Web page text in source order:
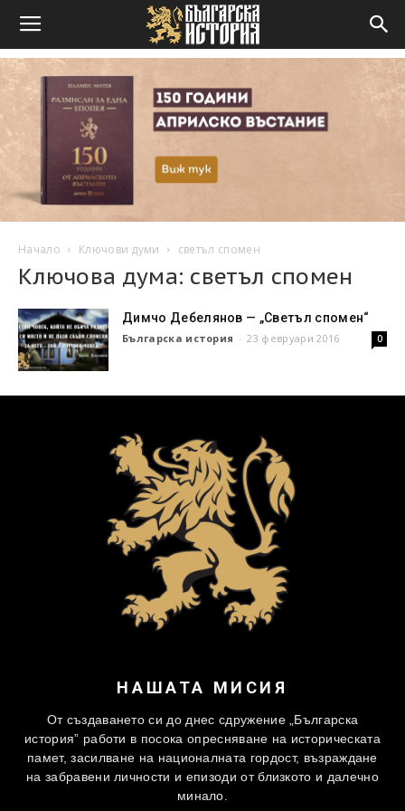
Начало Ключови думи светъл спомен
Ключова дума: светъл спомен
Димчо Дебелянов — „Светъл спомен“
Българска история - 23 февруари 2016 0
НАШАТА МИСИЯ
От създаването си до днес сдружение „Българска
история” работи в посока опресняване на историческата
памет, засилване на националната гордост, възраждане
на забравени личности и епизоди от близкото и далечно
минало.